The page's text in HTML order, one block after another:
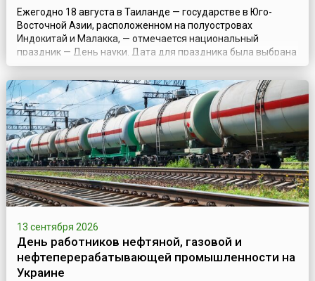
Ежегодно 18 августа в Таиланде — государстве в Юго-
Восточной Азии, расположенном на полуостровах
Индокитай и Малакка, — отмечается национальный
праздник — День науки. Дата для праздника была выбрана
не случайно и посвящена годовщине предсказания и
наблюдения королем Монгкутом (Рама IV) солнечного
затмения в 1868 году. Сам правитель в 1982 году был
назван «отцом науки Таиланда», и тогда же было...
13 сентября 2026
День работников нефтяной, газовой и
нефтеперерабатывающей промышленности на
Украине